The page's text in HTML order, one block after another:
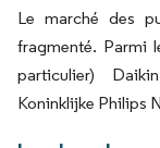
Le marché des
fragmenté. Parmi
particulier)
Koninklijke Philips